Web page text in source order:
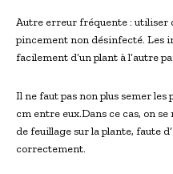
Autre erreur fréquente : utiliser
pincement non désinfecté. Les
facilement d’un plant à l’autre
Il ne faut pas non plus semer
cm entre eux.Dans ce cas, on
de feuillage sur la plante, faute
correctement.